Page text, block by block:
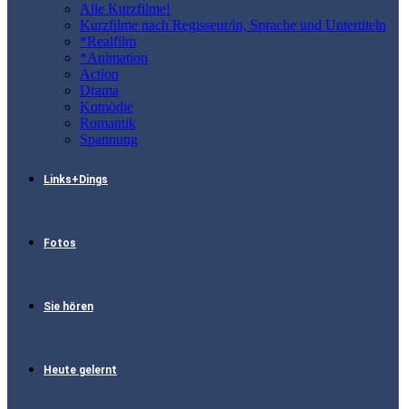
Alle Kurzfilme!
Kurzfilme nach Regisseur/in, Sprache und Untertiteln
*Realfilm
*Animation
Action
Drama
Komödie
Romantik
Spannung
Links+Dings
Fotos
Sie hören
Heute gelernt